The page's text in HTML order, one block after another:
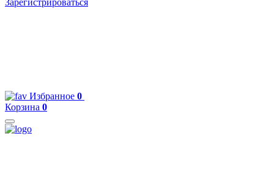
Зарегистрироваться
Избранное 0
Корзина 0